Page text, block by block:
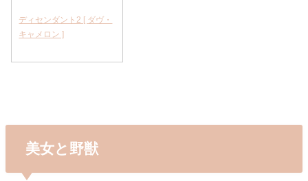
ディセンダント2 [ ダヴ・
キャメロン ]
美女と野獣